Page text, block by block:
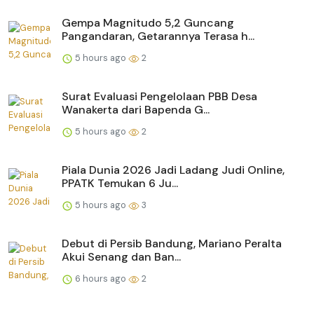
Gempa Magnitudo 5,2 Guncang
Pangandaran, Getarannya Terasa h...
5 hours ago 2
Surat Evaluasi Pengelolaan PBB Desa
Wanakerta dari Bapenda G...
5 hours ago 2
Piala Dunia 2026 Jadi Ladang Judi Online,
PPATK Temukan 6 Ju...
5 hours ago 3
Debut di Persib Bandung, Mariano Peralta
Akui Senang dan Ban...
6 hours ago 2